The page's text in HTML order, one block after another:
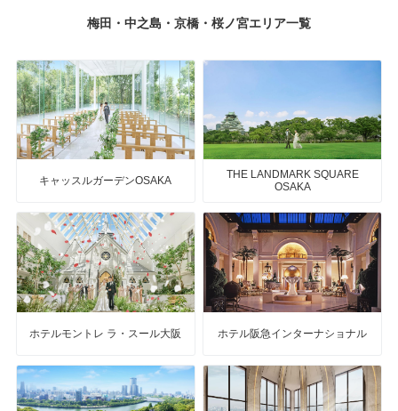
梅田・中之島・京橋・桜ノ宮エリア一覧
キャッスルガーデンOSAKA
THE LANDMARK SQUARE
OSAKA
ホテルモントレ ラ・スール大阪 ホテル阪急インターナショナル